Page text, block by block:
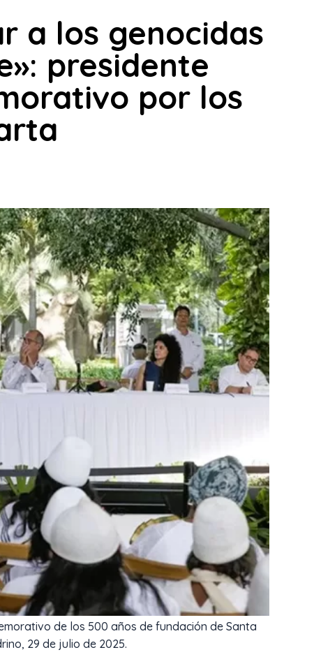
a los genocidas
presidente
por los
de los 500 años de fundación de Santa
29 de julio de 2025.